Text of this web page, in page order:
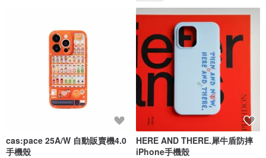
cas:pace 25A/W 自動販賣機4.0
手機殼
HERE AND THERE.犀牛盾防摔
iPhone手機殼